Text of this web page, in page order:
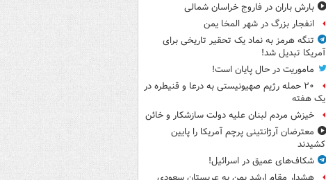
بارش باران در فاروج خراسان شمالی
انفجار بزرگ در شهر المخا یمن
تنگه هرمز به نماد یک تحقیر تاریخی برای
آمریکا تبدیل شد!
ماموریت در حال پایان است!
۲۰ حمله رژیم صهیونیستی به درعا و قنیطره در
یک هفته
خیزش مردم لبنان علیه دولت سازشکار و خائن
معترضان آرژانتینی پرچم آمریکا را پایین
کشیدند
شکاف‌های عمیق در اسرائیل!